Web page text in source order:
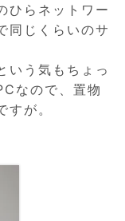
ひらネットワー
同じくらいのサ
いう気もちょっ
なので、置物
が。